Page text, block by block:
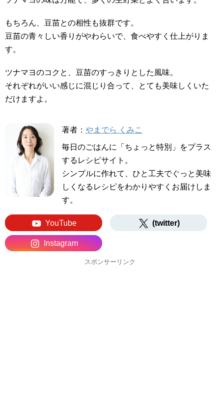
もちろん、豆苗との相性も抜群です。
豆苗の青々しい香りがやわらいで、食べやすく仕上がりま
す。
ツナマヨのコクと、豆苗のすっきりとした風味。
それぞれがいい感じに混じり合って、とても美味しくいた
だけますよ。
著者： やまでら くみこ
毎日のごはんに「ちょっと特別」をプラス
するレシピサイト。
シンプルに作れて、ひと工夫でぐっと美味
しくなるレシピをわかりやすくお届けしま
す。
YouTube (twitter)
Instagram
スポンサーリンク